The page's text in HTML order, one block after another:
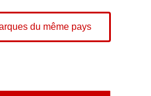
du même pays